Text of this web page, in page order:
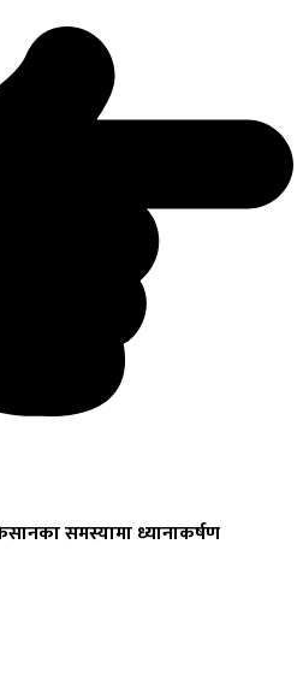
समस्यामा ध्यानाकर्षण